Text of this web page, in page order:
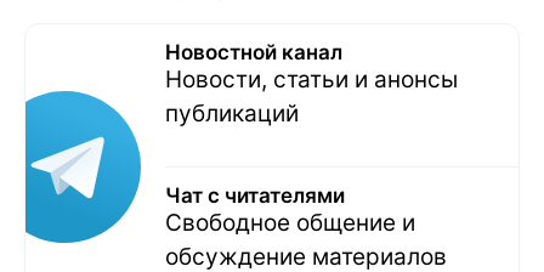
Новостной канал
Новости, статьи и анонсы
публикаций
Чат с читателями
Свободное общение и
обсуждение материалов